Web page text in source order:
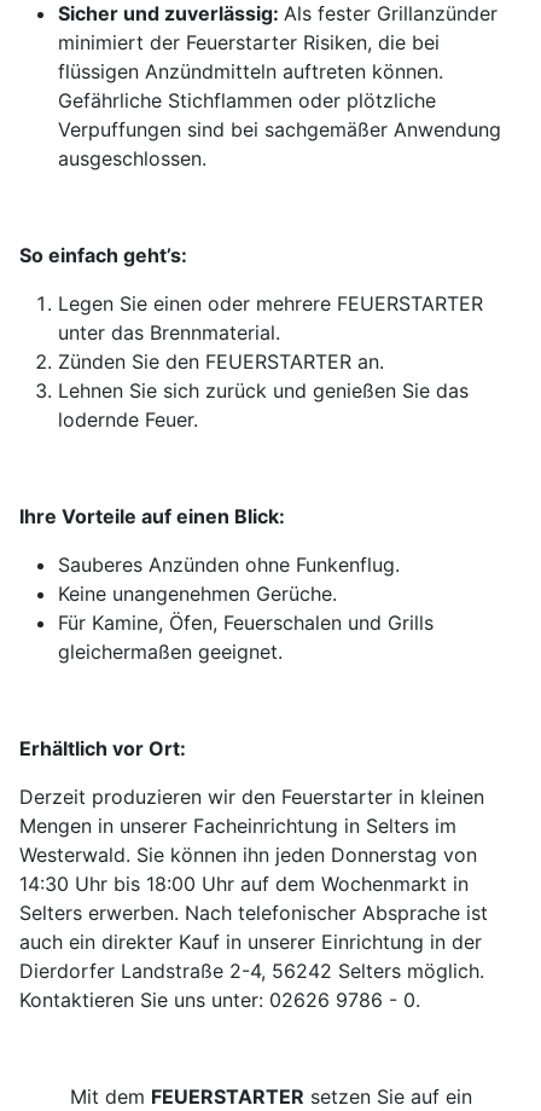
Sicher und zuverlässig: Als fester Grillanzünder
minimiert der Feuerstarter Risiken, die bei
flüssigen Anzündmitteln auftreten können.
Gefährliche Stichflammen oder plötzliche
Verpuffungen sind bei sachgemäßer Anwendung
ausgeschlossen.
So einfach geht’s:
Legen Sie einen oder mehrere FEUERSTARTER
unter das Brennmaterial.
Zünden Sie den FEUERSTARTER an.
Lehnen Sie sich zurück und genießen Sie das
lodernde Feuer.
Ihre Vorteile auf einen Blick:
Sauberes Anzünden ohne Funkenflug.
Keine unangenehmen Gerüche.
Für Kamine, Öfen, Feuerschalen und Grills
gleichermaßen geeignet.
Erhältlich vor Ort:
Derzeit produzieren wir den Feuerstarter in kleinen
Mengen in unserer Facheinrichtung in Selters im
Westerwald. Sie können ihn jeden Donnerstag von
14:30 Uhr bis 18:00 Uhr auf dem Wochenmarkt in
Selters erwerben. Nach telefonischer Absprache ist
auch ein direkter Kauf in unserer Einrichtung in der
Dierdorfer Landstraße 2-4, 56242 Selters möglich.
Kontaktieren Sie uns unter: 02626 9786 - 0.
Mit dem FEUERSTARTER setzen Sie auf ein